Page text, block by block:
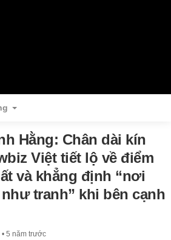
Hằng: Chân dài kín
Việt tiết lộ về điểm
và khẳng định “nơi
tranh” khi bên cạnh
5 năm trước